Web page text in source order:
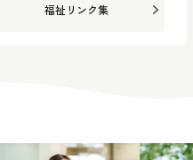
福祉リンク集